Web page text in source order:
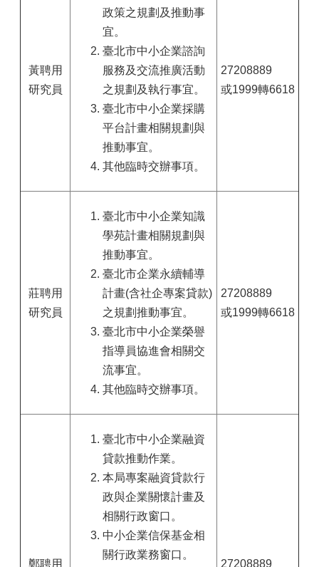
黃聘用
研究員
政策之規劃及推動事
宜。
臺北市中小企業諮詢
服務及交流推廣活動
之規劃及執行事宜。
臺北市中小企業採購
平台計畫相關規劃與
推動事宜。
其他臨時交辦事項。
27208889
或1999轉6618
莊聘用
研究員
臺北市中小企業知識
學苑計畫相關規劃與
推動事宜。
臺北市企業永續輔導
計畫(含社企專案貸款)
之規劃推動事宜。
臺北市中小企業榮譽
指導員協進會相關交
流事宜。
其他臨時交辦事項。
27208889
或1999轉6618
鄭聘用
臺北市中小企業融資
貸款推動作業。
本局專案融資貸款行
政與企業關懷計畫及
相關行政窗口。
中小企業信保基金相
關行政業務窗口。
27208889